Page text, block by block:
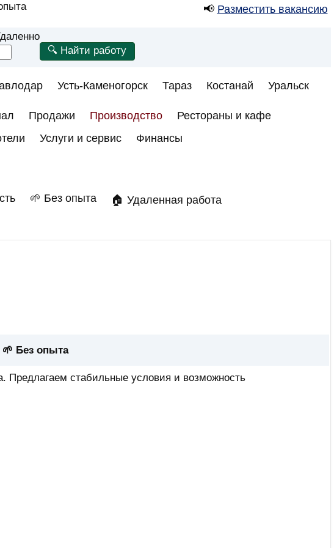
📢 Разместить вакансию
Усть-Каменогорск Тараз Костанай Уральск
Продажи Производство
Рестораны и кафе
Услуги и сервис Финансы
🌱 Без опыта 🏠 Удаленная работа
🌱 Без опыта
Предлагаем стабильные условия и возможность